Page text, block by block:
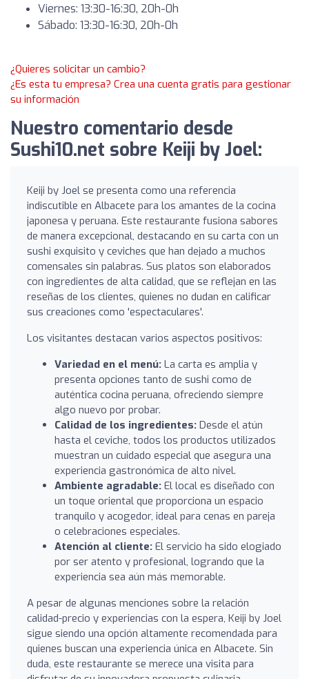
Viernes: 13:30-16:30, 20h-0h
Sábado: 13:30-16:30, 20h-0h
¿Quieres solicitar un cambio?
¿Es esta tu empresa? Crea una cuenta gratis para gestionar
su información
Nuestro comentario desde
Sushi10.net sobre Keiji by Joel:
Keiji by Joel se presenta como una referencia
indiscutible en Albacete para los amantes de la cocina
japonesa y peruana. Este restaurante fusiona sabores
de manera excepcional, destacando en su carta con un
sushi exquisito y ceviches que han dejado a muchos
comensales sin palabras. Sus platos son elaborados
con ingredientes de alta calidad, que se reflejan en las
reseñas de los clientes, quienes no dudan en calificar
sus creaciones como 'espectaculares'.
Los visitantes destacan varios aspectos positivos:
Variedad en el menú: La carta es amplia y
presenta opciones tanto de sushi como de
auténtica cocina peruana, ofreciendo siempre
algo nuevo por probar.
Calidad de los ingredientes: Desde el atún
hasta el ceviche, todos los productos utilizados
muestran un cuidado especial que asegura una
experiencia gastronómica de alto nivel.
Ambiente agradable: El local es diseñado con
un toque oriental que proporciona un espacio
tranquilo y acogedor, ideal para cenas en pareja
o celebraciones especiales.
Atención al cliente: El servicio ha sido elogiado
por ser atento y profesional, logrando que la
experiencia sea aún más memorable.
A pesar de algunas menciones sobre la relación
calidad-precio y experiencias con la espera, Keiji by Joel
sigue siendo una opción altamente recomendada para
quienes buscan una experiencia única en Albacete. Sin
duda, este restaurante se merece una visita para